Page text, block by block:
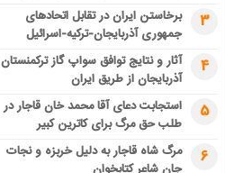
3
برخاستن ایران در تقابل اتحادهای
جمهوری آذربایجان-ترکیه-اسرائیل
4
آثار و نتایج توافق سواپ گاز
آذربایجان از طریق ایران
5
استجابت دعای آقا محمد خان قاجار در
طلب حق مرگ برای کاترین کبیر
6
مرگ شاه قاجار به دلیل خربزه و نجات